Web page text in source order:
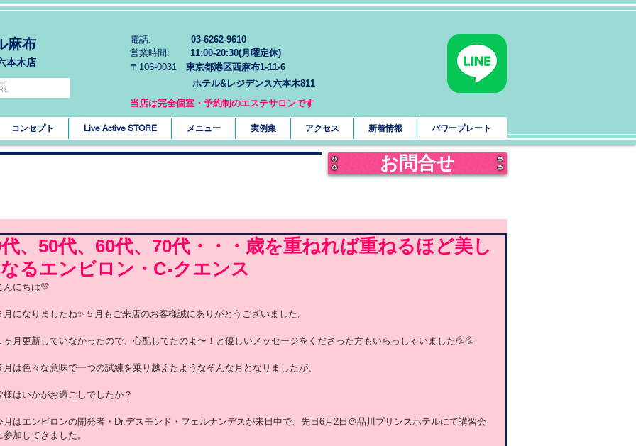
麻布
本木店
電話: 03-6262-9610
営業時間: 11:00-20:30(月曜定休)
〒106-0031 東京都港区西麻布1-11-6
ホテル&レジデンス六本木811
コンセプト Live Active STORE メニュー 実例集 アクセス 新着情報 パワープレート
当店は完全個室・予約制のエステサロンです
お問合せ
、50代、60代、70代・・・歳を重ねれば重ねるほど美し
るエンビロン・C-クエンス
んにちは💛
月になりましたね✨５月もご来店のお客様誠にありがとうございました。
ヶ月更新していなかったので、心配してたのよ〜！と優しいメッセージをくださった方もいらっしゃいました💦💦
月は色々な意味で一つの試練を乗り越えたようなそんな月となりましたが、
様はいかがお過ごしでしたか？
月はエンビロンの開発者・Dr.デスモンド・フェルナンデスが来日中で、先日6月2日＠品川プリンスホテルにて講習会
参加してきました。